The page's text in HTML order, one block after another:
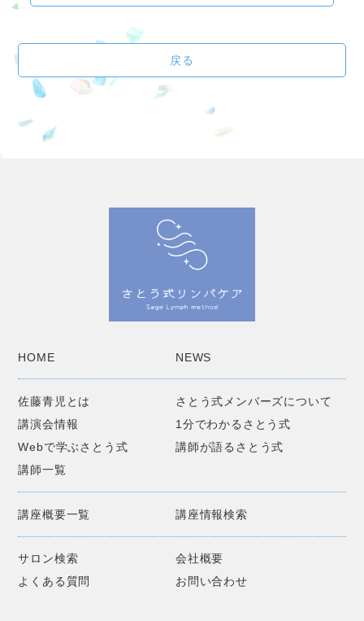
戻る
HOME NEWS
佐藤青児とは
さとう式メンバーズについて
講演会情報
1分でわかるさとう式
Webで学ぶさとう式
講師が語るさとう式
講師一覧
講座概要一覧 講座情報検索
サロン検索
会社概要
よくある質問
お問い合わせ